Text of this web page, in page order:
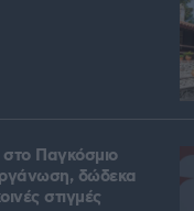
Παγκόσμιο
δώδεκα
στιγμές